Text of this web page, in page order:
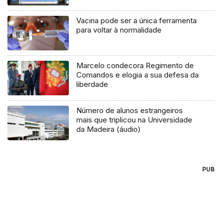
Vacina pode ser a única ferramenta
para voltar à normalidade
Marcelo condecora Regimento de
Comandos e elogia a sua defesa da
liberdade
Número de alunos estrangeiros
mais que triplicou na Universidade
da Madeira (áudio)
PUB